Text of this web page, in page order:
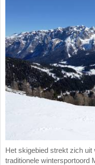
Het skigebied strekt zich uit
traditionele wintersportoord